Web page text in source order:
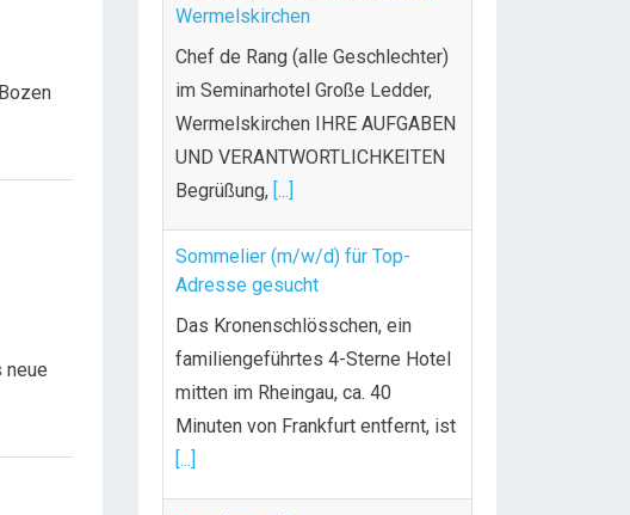
neue
Wermelskirchen
Chef de Rang (alle Geschlechter)
im Seminarhotel Große Ledder,
Wermelskirchen IHRE AUFGABEN
UND VERANTWORTLICHKEITEN
Begrüßung, [...]
Sommelier (m/w/d) für Top-
Adresse gesucht
Das Kronenschlösschen, ein
familiengeführtes 4-Sterne Hotel
mitten im Rheingau, ca. 40
Minuten von Frankfurt entfernt, ist
[...]